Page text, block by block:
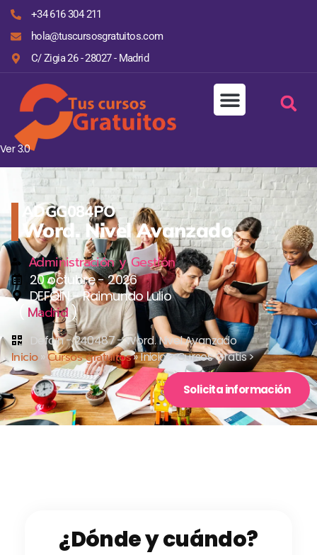
+34 616 304 211
hola@tuscursosgratuitos.com
C/ Zigia 26 - 28027 - Madrid
Ver 3.0
ADGG084PO
Word. Nivel Avanzado
Administración y Gestión
20 octubre - 2026
DEFOIN - Raimundo Lulio
Madrid)
Defoin - 240487 - Word. Nivel Avanzado
Inicio»Cursos gratuitos»Inicio > Cursos Gratis >
Solicita información
¿Dónde y cuándo?